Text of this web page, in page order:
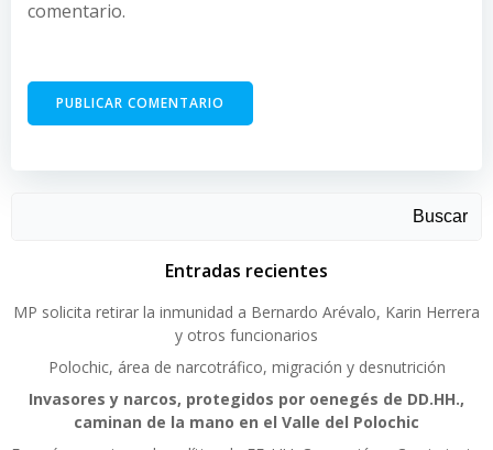
comentario.
Buscar
Entradas recientes
MP solicita retirar la inmunidad a Bernardo Arévalo, Karin Herrera
y otros funcionarios
Polochic, área de narcotráfico, migración y desnutrición
Invasores y narcos, protegidos por oenegés de DD.HH.,
caminan de la mano en el Valle del Polochic